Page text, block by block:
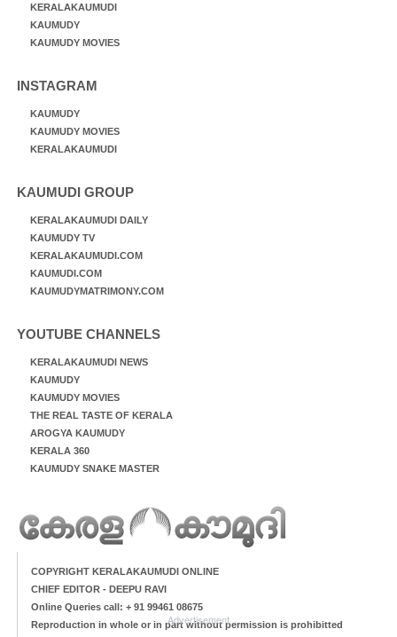
KERALAKAUMUDI
KAUMUDY
KAUMUDY MOVIES
INSTAGRAM
KAUMUDY
KAUMUDY MOVIES
KERALAKAUMUDI
KAUMUDI GROUP
KERALAKAUMUDI DAILY
KAUMUDY TV
KERALAKAUMUDI.COM
KAUMUDI.COM
KAUMUDYMATRIMONY.COM
YOUTUBE CHANNELS
KERALAKAUMUDI NEWS
KAUMUDY
KAUMUDY MOVIES
THE REAL TASTE OF KERALA
AROGYA KAUMUDY
KERALA 360
KAUMUDY SNAKE MASTER
COPYRIGHT KERALAKAUMUDI ONLINE
CHIEF EDITOR - DEEPU RAVI
Online Queries call: + 91 99461 08675
Reproduction in whole or in part without permission is prohibitted
Advertisement